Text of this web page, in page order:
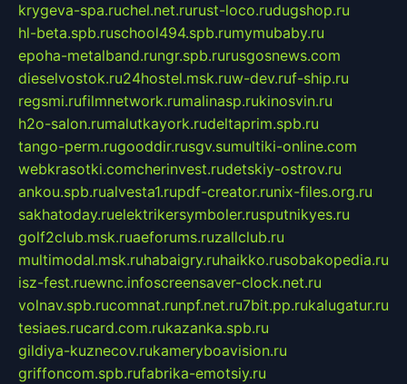
krygeva-spa.ruchel.net.rurust-loco.rudugshop.ru
hl-beta.spb.ruschool494.spb.rumymubaby.ru
epoha-metalband.rungr.spb.rurusgosnews.com
dieselvostok.ru24hostel.msk.ruw-dev.ruf-ship.ru
regsmi.rufilmnetwork.rumalinasp.rukinosvin.ru
h2o-salon.rumalutkayork.rudeltaprim.spb.ru
tango-perm.rugooddir.rusgv.sumultiki-online.com
webkrasotki.comcherinvest.rudetskiy-ostrov.ru
ankou.spb.rualvesta1.rupdf-creator.runix-files.org.ru
sakhatoday.ruelektrikersymboler.rusputnikyes.ru
golf2club.msk.ruaeforums.ruzallclub.ru
multimodal.msk.ruhabaigry.ruhaikko.rusobakopedia.ru
isz-fest.ruewnc.infoscreensaver-clock.net.ru
volnav.spb.rucomnat.runpf.net.ru7bit.pp.rukalugatur.ru
tesiaes.rucard.com.rukazanka.spb.ru
gildiya-kuznecov.rukameryboavision.ru
griffoncom.spb.rufabrika-emotsiy.ru